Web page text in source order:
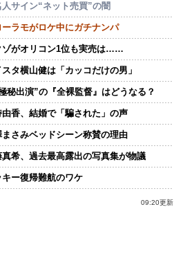
人サイン“ネット売買”の闇
ーラモがロケ中にガチナンパ
ゾがオリコン1位も実売は……
タ横山健は「カッコだけの男」
秘出演”の『全裸監督』はどうなる？
由香、結婚で「騙された」の声
まさみベッドシーン称賛の理由
真希、過去最高露出の写真集が物議
キー復帰難航のワケ
09:20更新